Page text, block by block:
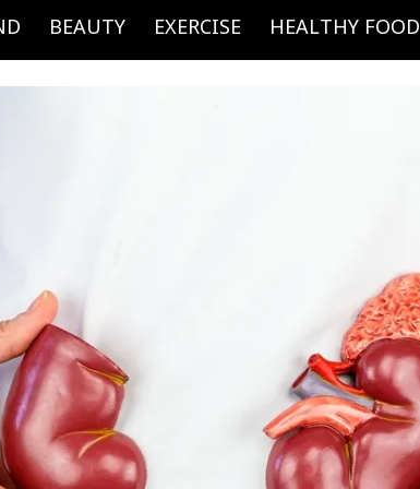
BEAUTY EXERCISE HEALTHY FOOD